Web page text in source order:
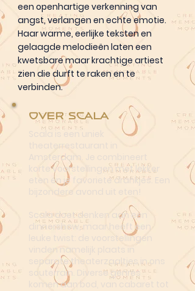
een openhartige verkenning van
angst, verlangen en echte emotie.
Haar warme, eerlijke teksten en
gelaagde melodieën laten een
kwetsbare maar krachtige artiest
zien die durft te raken en te
verbinden.
Over Scala
Scala is een uniek
Amsterdam. Je combineert
korte voorstellingen met lekker
eten én je favoriete drankjes. Een
bijzondere avond uit eten!
Scala doet denken aan een
dinnershow, maar heeft een
leuke twist: de voorstellingen
vinden namelijk plaats in
separate theaterzaaltjes in ons
souterrain. Diverse genres
komen aan bod, van cabaret tot